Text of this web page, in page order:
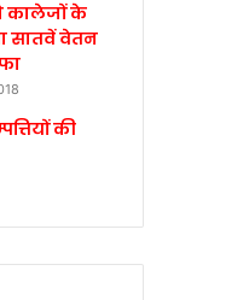
कालेजों के
सातवें वेतन
की